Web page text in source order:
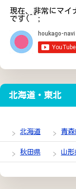
現在、非常にマイ
です(^^;
北海道・東北
北海道 青森
秋田県 山形